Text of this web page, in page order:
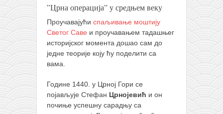
”Црна операција” у средњем веку
Проучавајући спаљивање моштију
Светог Саве и проучавањем тадашњег
историјског момента дошао сам до
једне теорије коју ћу поделити са
вама.
Године 1440. у Црној Гори се
појављује Стефан Црнојевић и он
почиње успешну сарадњу са